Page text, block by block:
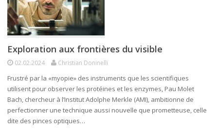
Exploration aux frontières du visible
02.02.2024 Christian Doninelli
Frustré par la «myopie» des instruments que les scientifiques
utilisent pour observer les protéines et les enzymes, Pau Molet
Bach, chercheur à l’Institut Adolphe Merkle (AMI), ambitionne de
perfectionner une technique aussi nouvelle que prometteuse, celle
dite des pinces optiques…